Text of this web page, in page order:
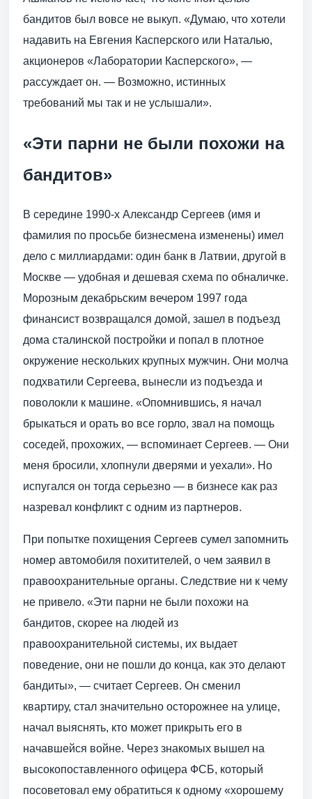
бандитов был вовсе не выкуп. «Думаю, что хотели
надавить на Евгения Касперского или Наталью,
акционеров «Лаборатории Касперского», —
рассуждает он. — Возможно, истинных
требований мы так и не услышали».
«Эти парни не были похожи на
бандитов»
В середине 1990-х Александр Сергеев (имя и
фамилия по просьбе бизнесмена изменены) имел
дело с миллиардами: один банк в Латвии, другой в
Москве — удобная и дешевая схема по обналичке.
Морозным декабрьским вечером 1997 года
финансист возвращался домой, зашел в подъезд
дома сталинской постройки и попал в плотное
окружение нескольких крупных мужчин. Они молча
подхватили Сергеева, вынесли из подъезда и
поволокли к машине. «Опомнившись, я начал
брыкаться и орать во все горло, звал на помощь
соседей, прохожих, — вспоминает Сергеев. — Они
меня бросили, хлопнули дверями и уехали». Но
испугался он тогда серьезно — в бизнесе как раз
назревал конфликт с одним из партнеров.
При попытке похищения Сергеев сумел запомнить
номер автомобиля похитителей, о чем заявил в
правоохранительные органы. Следствие ни к чему
не привело. «Эти парни не были похожи на
бандитов, скорее на людей из
правоохранительной системы, их выдает
поведение, они не пошли до конца, как это делают
бандиты», — считает Сергеев. Он сменил
квартиру, стал значительно осторожнее на улице,
начал выяснять, кто может прикрыть его в
начавшейся войне. Через знакомых вышел на
высокопоставленного офицера ФСБ, который
посоветовал ему обратиться к одному «хорошему